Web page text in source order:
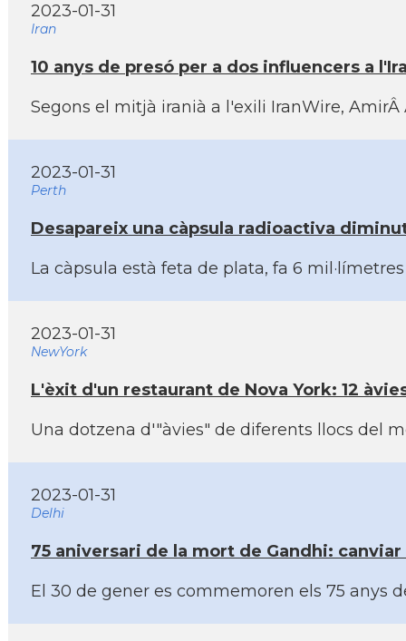
2023-01-31
Iran
10 anys de presó per a dos influencers a
Segons el mitjà iranià a l'exili IranWire,
2023-01-31
Perth
Desapareix una càpsula radioactiva
La càpsula està feta de plata, fa 6
2023-01-31
NewYork
L'èxit d'un restaurant de Nova York: 12
Una dotzena d'"àvies" de diferents llocs del
2023-01-31
Delhi
75 aniversari de la mort de Gandhi:
El 30 de gener es commemoren els 75